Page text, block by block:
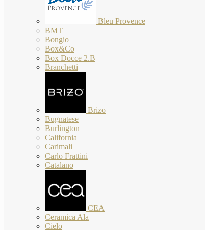
Bleu Provence
BMT
Bongio
Box&Co
Box Docce 2.B
Branchetti
Brizo
Bugnatese
Burlington
California
Carimali
Carlo Frattini
Catalano
CEA
Ceramica Ala
Cielo